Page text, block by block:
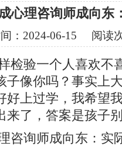
心理咨询师成向东
： 2024-06-15 阅读次
检验一个人喜欢不
子像你吗？事实上
好上过学，我希望
来了，答案是孩子别
咨询师成向东：实